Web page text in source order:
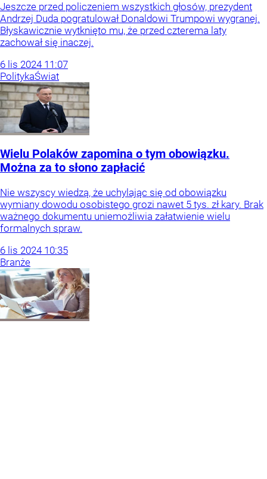
Jeszcze przed policzeniem wszystkich głosów, prezydent
Andrzej Duda pogratulował Donaldowi Trumpowi wygranej.
Błyskawicznie wytknięto mu, że przed czterema laty
zachował się inaczej.
6 lis 2024 11:07
PolitykaŚwiat
Wielu Polaków zapomina o tym obowiązku.
Można za to słono zapłacić
Nie wszyscy wiedzą, że uchylając się od obowiązku
wymiany dowodu osobistego grozi nawet 5 tys. zł kary. Brak
ważnego dokumentu uniemożliwia załatwienie wielu
formalnych spraw.
6 lis 2024 10:35
Branże